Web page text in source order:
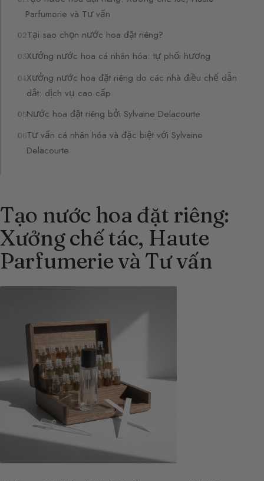
Parfumerie và Tư vấn
Tại sao chọn nước hoa đặt riêng?
Xưởng nước hoa cá nhân hóa: tự phối hương
Xưởng nước hoa đặt riêng do các nhà điều chế dẫn
dắt: dịch vụ cao cấp
Nước hoa đặt riêng bởi Sylvaine Delacourte
Tư vấn cá nhân hóa và đặc biệt với Sylvaine
Delacourte
Tạo nước hoa đặt riêng:
Xưởng chế tác, Haute
Parfumerie và Tư vấn